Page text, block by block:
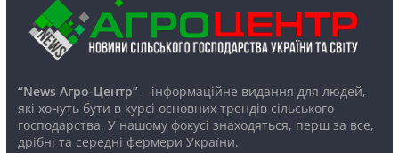
“News Агро-Центр”– інформаційне видання для людей,
які хочуть бути в курсі основних трендів сільського
господарства. У нашому фокусі знаходяться, перш за все,
дрібні та середні фермери України.